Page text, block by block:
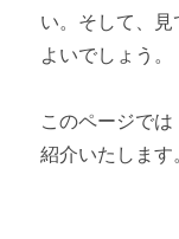
グラスベイクとは
第3章 ミルクグラ
い。そして、
よいでしょう。
このページで
紹介いたします